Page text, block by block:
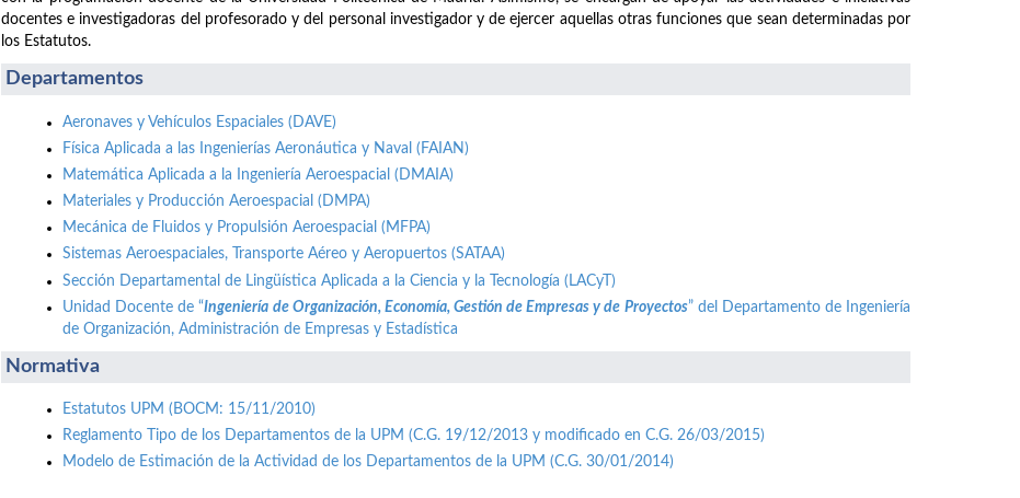
docentes e investigadoras del profesorado y del personal investigador y de ejercer aquellas otras funciones que sean determinadas por
los Estatutos.
Departamentos
Aeronaves y Vehículos Espaciales (DAVE)
Física Aplicada a las Ingenierías Aeronáutica y Naval (FAIAN)
Matemática Aplicada a la Ingeniería Aeroespacial (DMAIA)
Materiales y Producción Aeroespacial (DMPA)
Mecánica de Fluidos y Propulsión Aeroespacial (MFPA)
Sistemas Aeroespaciales, Transporte Aéreo y Aeropuertos (SATAA)
Sección Departamental de Lingüística Aplicada a la Ciencia y la Tecnología (LACyT)
Unidad Docente de “Ingeniería de Organización, Economía, Gestión de Empresas y de Proyectos” del Departamento de Ingeniería
de Organización, Administración de Empresas y Estadística
Normativa
Estatutos UPM (BOCM: 15/11/2010)
Reglamento Tipo de los Departamentos de la UPM (C.G. 19/12/2013 y modificado en C.G. 26/03/2015)
Modelo de Estimación de la Actividad de los Departamentos de la UPM (C.G. 30/01/2014)